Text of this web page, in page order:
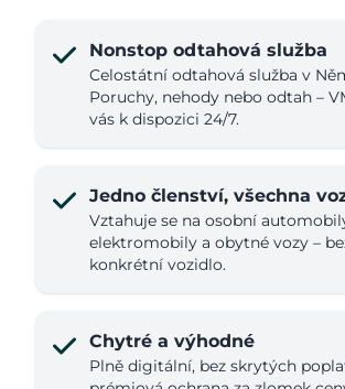
Nonstop odtahová služba
Celostátní odtahová služba v
Poruchy, nehody nebo odtah –
vás k dispozici 24/7.
Jedno členství, všechna
Vztahuje se na osobní
elektromobily a obytné vozy –
konkrétní vozidlo.
Chytré a výhodné
Plně digitální, bez skrytých